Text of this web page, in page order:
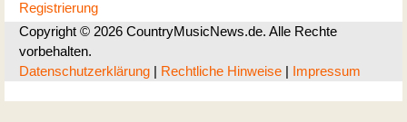
Registrierung
Copyright © 2026 CountryMusicNews.de. Alle Rechte
vorbehalten.
Datenschutzerklärung | Rechtliche Hinweise | Impressum